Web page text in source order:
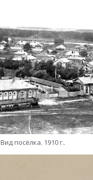
Вид посёлка. 1910 г..